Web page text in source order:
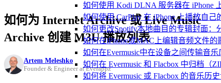
如何使用 Kodi DLNA 服务器在 iPhone
如何使用 CarPlay 在 iPhone 上播放自己
如何更改Spotify本地曲目的专辑封面：
如何在iPhone或MAC上编辑音频文件的
如何在Evermusic中在设备之间传输音
如何在 Evermusic 和 Flacbox 中归档（
如何将 Evermusic 或 Flacbox 的音乐历
如何为 Internet Archive 或 Live Music
Archive 创建 M3U 播放列表
Artem Meleshko
Founder & Engineer at Everappz